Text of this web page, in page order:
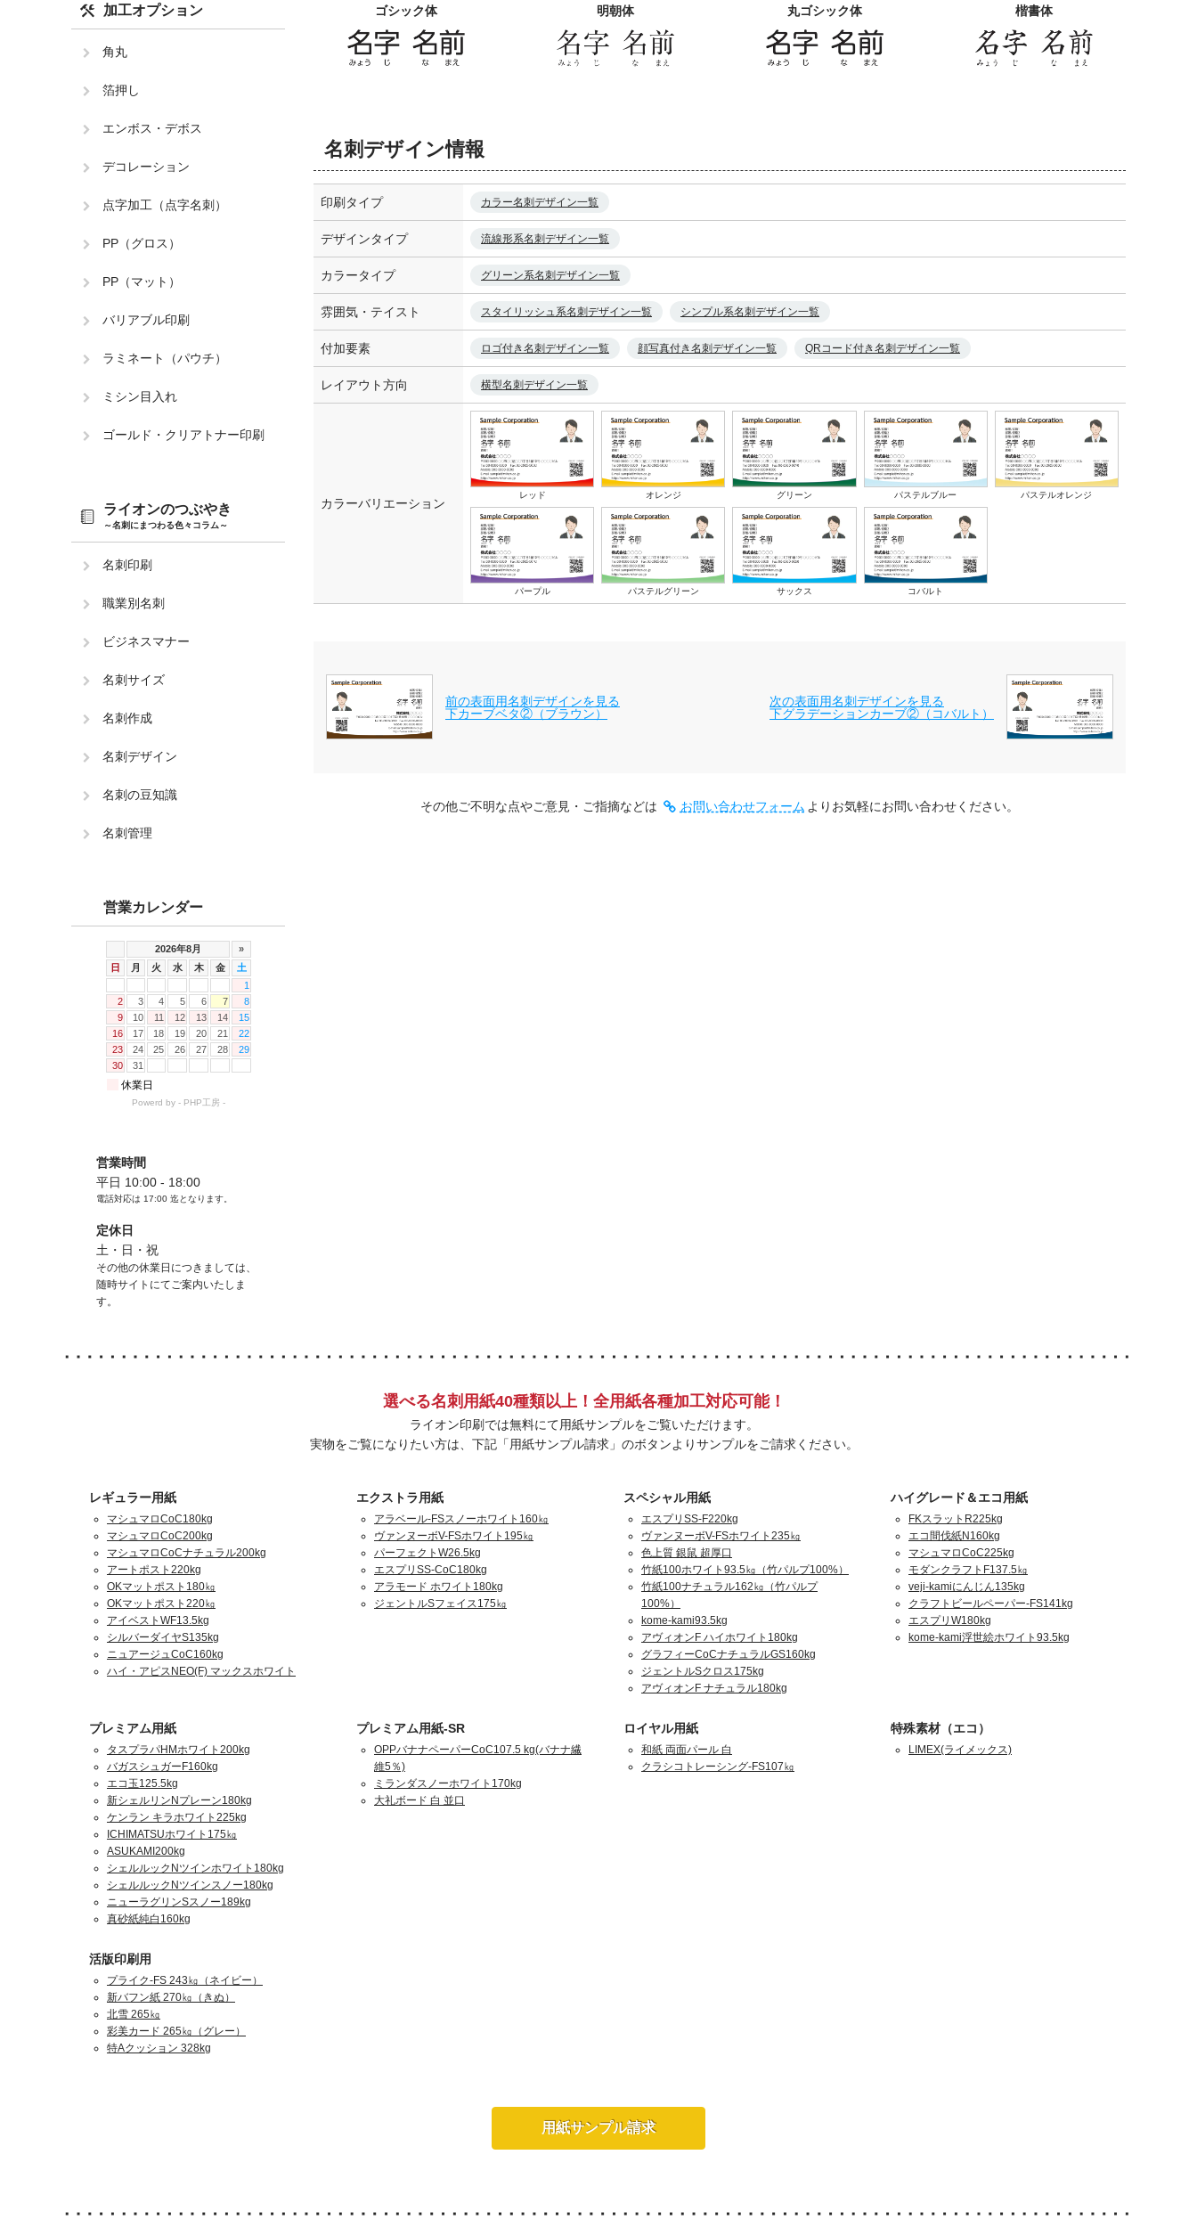
ゴシック体 明朝体 丸ゴシック体 楷書体
名刺デザイン情報
印刷タイプ カラー名刺デザイン一覧
デザインタイプ 流線形系名刺デザイン一覧
カラータイプ グリーン系名刺デザイン一覧
雰囲気・テイスト スタイリッシュ系名刺デザイン一覧 シンプル系名刺デザイン一覧
付加要素 ロゴ付き名刺デザイン一覧 顔写真付き名刺デザイン一覧 QRコード付き名刺デザイン一覧
レイアウト方向 横型名刺デザイン一覧
カラーバリエーション
レッド オレンジ グリーン パステルブルー パステルオレンジ
パープル パステルグリーン サックス コバルト
前の表面用名刺デザインを見る
下カーブベタ②（ブラウン）
次の表面用名刺デザインを見る
下グラデーションカーブ②（コバルト）
その他ご不明な点やご意見・ご指摘などは お問い合わせフォーム よりお気軽にお問い合わせください。
加工オプション
角丸
箔押し
エンボス・デボス
デコレーション
点字加工（点字名刺）
PP（グロス）
PP（マット）
バリアブル印刷
ラミネート（パウチ）
ミシン目入れ
ゴールド・クリアトナー印刷
ライオンのつぶやき
～名刺にまつわる色々コラム～
名刺印刷
職業別名刺
ビジネスマナー
名刺サイズ
名刺作成
名刺デザイン
名刺の豆知識
名刺管理
営業カレンダー
営業時間
平日 10:00 - 18:00
電話対応は 17:00 迄となります。
定休日
土・日・祝
その他の休業日につきましては、
随時サイトにてご案内いたしま
す。
選べる名刺用紙40種類以上！全用紙各種加工対応可能！
ライオン印刷では無料にて用紙サンプルをご覧いただけます。
実物をご覧になりたい方は、下記「用紙サンプル請求」のボタンよりサンプルをご請求ください。
レギュラー用紙
マシュマロCoC180kg
マシュマロCoC200kg
マシュマロCoCナチュラル200kg
アートポスト220kg
OKマットポスト180㎏
OKマットポスト220㎏
アイベストWF13.5kg
シルバーダイヤS135kg
ニュアージュCoC160kg
ハイ・アピスNEO(F) マックスホワイト
エクストラ用紙
アラベール-FSスノーホワイト160㎏
ヴァンヌーボV-FSホワイト195㎏
パーフェクトW26.5kg
エスプリSS-CoC180kg
アラモード ホワイト180kg
ジェントルSフェイス175㎏
スペシャル用紙
エスプリSS-F220kg
ヴァンヌーボV-FSホワイト235㎏
色上質 銀鼠 超厚口
竹紙100ホワイト93.5㎏（竹パルプ100%）
竹紙100ナチュラル162㎏（竹パルプ
100%）
kome-kami93.5kg
アヴィオンF ハイホワイト180kg
グラフィーCoCナチュラルGS160kg
ジェントルSクロス175kg
アヴィオンF ナチュラル180kg
ハイグレード＆エコ用紙
FKスラットR225kg
エコ間伐紙N160kg
マシュマロCoC225kg
モダンクラフトF137.5㎏
veji-kamiにんじん135kg
クラフトビールペーパー-FS141kg
エスプリW180kg
kome-kami浮世絵ホワイト93.5kg
プレミアム用紙
タスプラパHMホワイト200kg
バガスシュガーF160kg
エコ玉125.5kg
新シェルリンNプレーン180kg
ケンラン キラホワイト225kg
ICHIMATSUホワイト175㎏
ASUKAMI200kg
シェルルックNツインホワイト180kg
シェルルックNツインスノー180kg
ニューラグリンSスノー189kg
真砂紙純白160kg
プレミアム用紙-SR
OPPバナナペーパーCoC107.5 kg(バナナ繊
維5％)
ミランダスノーホワイト170kg
大礼ボード 白 並口
ロイヤル用紙
和紙 両面パール 白
クラシコトレーシング-FS107㎏
特殊素材（エコ）
LIMEX(ライメックス)
活版印刷用
プライク-FS 243㎏（ネイビー）
新バフン紙 270㎏（きぬ）
北雪 265㎏
彩美カード 265㎏（グレー）
特Aクッション 328kg
用紙サンプル請求